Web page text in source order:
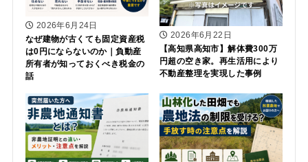
2026年6月24日
なぜ建物が古くても固定資産税
は0円にならないのか｜負動産
所有者が知っておくべき税金の
話
2026年6月22日
【高知県高知市】解体費300万
円超の空き家。再生活用により
不動産整理を実現した事例